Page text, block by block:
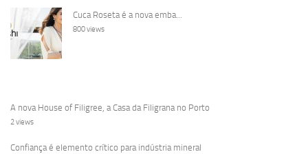
Cuca Roseta é a nova emba...
800 views
A nova House of Filigree, a Casa da Filigrana no Porto
2 views
Confiança é elemento crítico para indústria mineral